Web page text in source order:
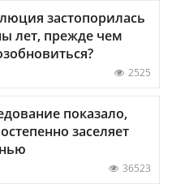
застопорилась
лет, прежде чем
2525
показало,
заселяет
36523